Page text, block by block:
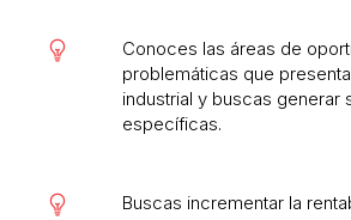
Conoces las áreas de
problemáticas que
industrial y buscas generar
específicas.
Buscas incrementar la